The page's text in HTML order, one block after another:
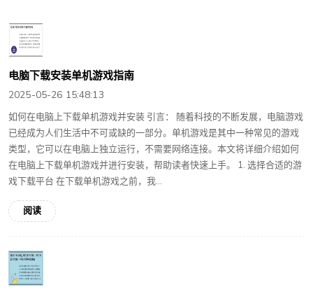
电脑下载安装单机游戏指南
2025-05-26 15:48:13
如何在电脑上下载单机游戏并安装 引言： 随着科技的不断发展，电脑游戏
已经成为人们生活中不可或缺的一部分。单机游戏是其中一种常见的游戏
类型，它可以在电脑上独立运行，不需要网络连接。本文将详细介绍如何
在电脑上下载单机游戏并进行安装，帮助读者快速上手。 1. 选择合适的游
戏下载平台 在下载单机游戏之前，我...
阅读